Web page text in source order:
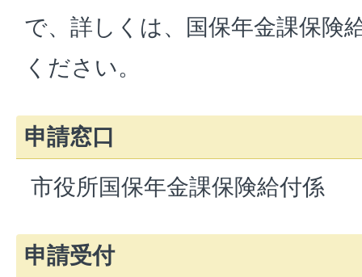
で、詳しくは、国保年金課保険
ください。
申請窓口
市役所国保年金課保険給付係
申請受付